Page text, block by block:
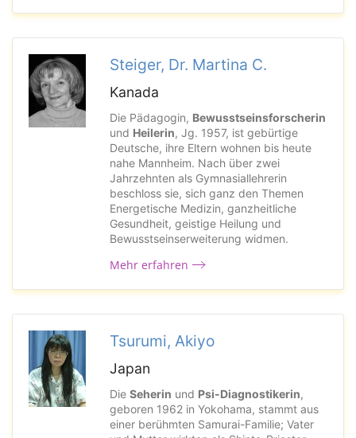
Steiger, Dr. Martina C.
Kanada
Die Pädagogin, Bewusstseinsforscherin
und Heilerin, Jg. 1957, ist gebürtige
Deutsche, ihre Eltern wohnen bis heute
nahe Mannheim. Nach über zwei
Jahrzehnten als Gymnasiallehrerin
beschloss sie, sich ganz den Themen
Energetische Medizin, ganzheitliche
Gesundheit, geistige Heilung und
Bewusstseinserweiterung widmen.
Mehr erfahren
Tsurumi, Akiyo
Japan
Die Seherin und Psi-Diagnostikerin,
geboren 1962 in Yokohama, stammt aus
einer berühmten Samurai-Familie; Vater